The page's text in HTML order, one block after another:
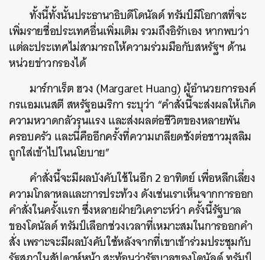
ทั้งนี้ทั้งนั้นประธานาธิบดีโดนัลด์ ทรัมป์มีโอกาสที่จะ
เพิ่มรายชื่อประเทศอื่นเพิ่มเติม รวมถึงอิรักเอง หากพบว่า
แต่ละประเทศไม่สามารถให้ความร่วมมือกับสหรัฐฯ ด้าน
หน่วยข่าวกรองได้
มาร์กาเร็ต ฮวง (Margaret Huang) ผู้อำนวยการองค์
กรแอมเนสตี สหรัฐอเมริกา ระบุว่า “คำสั่งนี้จะส่งผลให้เกิด
ความหวาดกลัวรุนแรง และส่งผลต่อชีวิตของหลายพัน
ครอบครัว และนี่คืออีกครั้งที่ความเกลียดชังต่อชาวมุสลิม
ถูกใส่เข้าไปในนโยบาย”
คำสั่งนี้จะมีผลบังคับใช้ในอีก 2 อาทิตย์ เพื่อหลีกเลี่ยง
ความโกลาหลและการประท้วง ดังเช่นเราเห็นจากการออก
คำสั่งในครั้งแรก ซึ่งหลายฝ่ายวิเคราะห์ว่า ครั้งนี้รัฐบาล
ของโดนัลด์ ทรัมป์เลือกช่วงเวลาที่เหมาะสมในการออกคำ
สั่ง เพราะจะมีผลบังคับใช้หลังจากที่เขาเข้าร่วมประชุมกับ